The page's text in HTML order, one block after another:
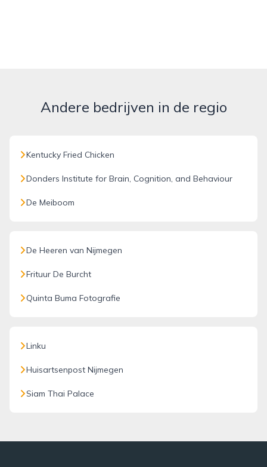
Andere bedrijven in de regio
Kentucky Fried Chicken
Donders Institute for Brain, Cognition, and Behaviour
De Meiboom
De Heeren van Nijmegen
Frituur De Burcht
Quinta Buma Fotografie
Linku
Huisartsenpost Nijmegen
Siam Thai Palace